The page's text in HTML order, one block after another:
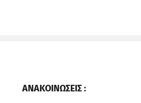
ΑΝΑΚΟΙΝΩΣΕΙΣ :